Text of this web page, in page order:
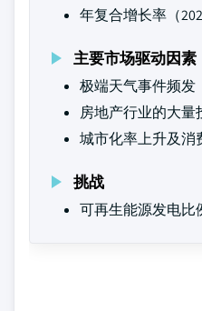
年复合增长率（
主要市场驱动因素
极端天气事件频发
房地产行业的大量
城市化率上升及消
挑战
可再生能源发电比